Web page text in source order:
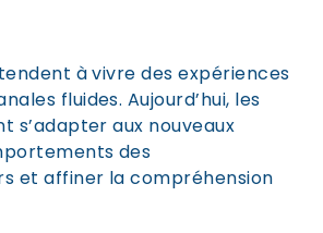
à vivre des expériences
fluides. Aujourd’hui, les
s’adapter aux nouveaux
des
et affiner la compréhension